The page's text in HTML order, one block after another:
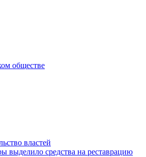
обществе
властей
выделило средства на реставрацию